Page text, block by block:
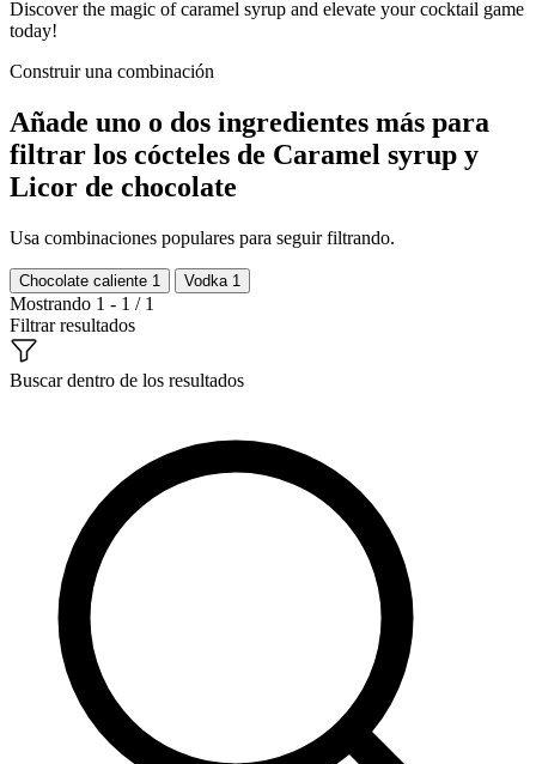
Discover the magic of caramel syrup and elevate your cocktail game
today!
Construir una combinación
Añade uno o dos ingredientes más para
filtrar los cócteles de Caramel syrup y
Licor de chocolate
Usa combinaciones populares para seguir filtrando.
Chocolate caliente 1 Vodka 1
Mostrando 1 - 1 / 1
Filtrar resultados
Buscar dentro de los resultados